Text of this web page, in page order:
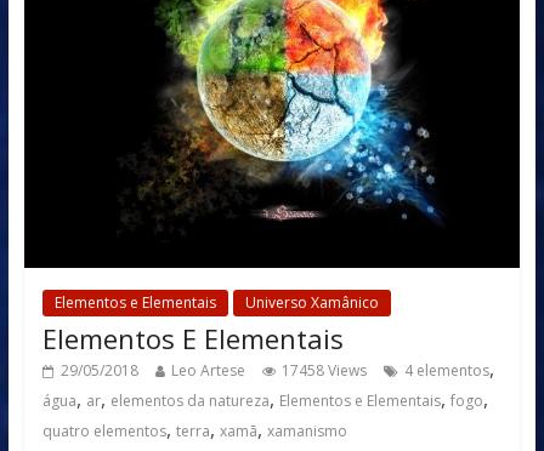
Elementos e Elementais Universo Xamânico
Elementos E Elementais
29/05/2018 Leo Artese 17458 Views 4 elementos,
água, ar, elementos da natureza, Elementos e Elementais, fogo,
quatro elementos, terra, xamã, xamanismo